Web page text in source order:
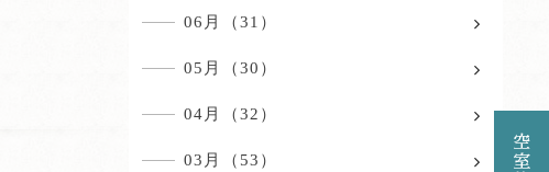
06月（31）
05月（30）
04月（32）
03月（53）